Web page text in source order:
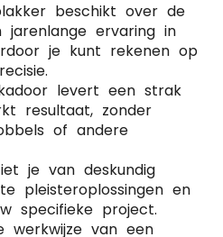
beschikt over de
jarenlange ervaring in
je kunt rekenen op
levert een strak
resultaat, zonder
of andere
je van deskundig
pleisteroplossingen en
specifieke project.
werkwijze van een